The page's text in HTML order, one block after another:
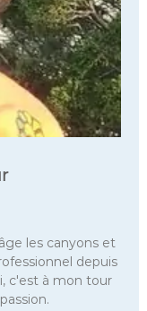
les canyons et
depuis
c'est à mon tour